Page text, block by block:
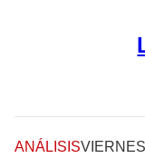
ANÁLISIS